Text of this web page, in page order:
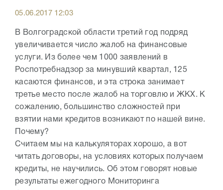
05.06.2017 12:03
В Волгоградской области третий год подряд
увеличивается число жалоб на финансовые
услуги. Из более чем 1000 заявлений в
Роспотребнадзор за минувший квартал, 125
касаются финансов, и эта строка занимает
третье место после жалоб на торговлю и ЖКХ. К
сожалению, большинство сложностей при
взятии нами кредитов возникают по нашей вине.
Почему?
Считаем мы на калькуляторах хорошо, а вот
читать договоры, на условиях которых получаем
кредиты, не научились. Об этом говорят новые
результаты ежегодного Мониторинга